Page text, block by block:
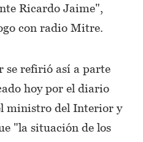
Ricardo Jaime",
con radio Mitre.
se refirió así a parte
hoy por el diario
ministro del Interior y
"la situación de los